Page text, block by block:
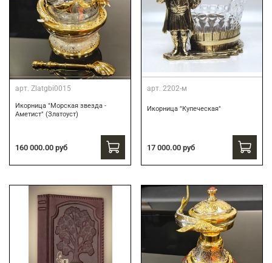
арт. Zlatgbi0015
Икорница "Морская звезда -
Аметист" (Златоуст)
160 000.00 руб
арт. 2202-м
Икорница "Купеческая"
17 000.00 руб